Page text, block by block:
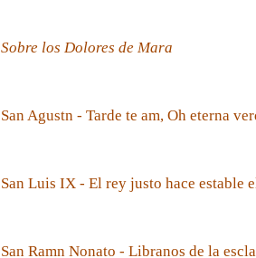
Sobre los Dolores de Mara
San Agustn - Tarde te am, Oh eterna
San Luis IX - El rey justo hace estable
San Ramn Nonato - Libranos de la